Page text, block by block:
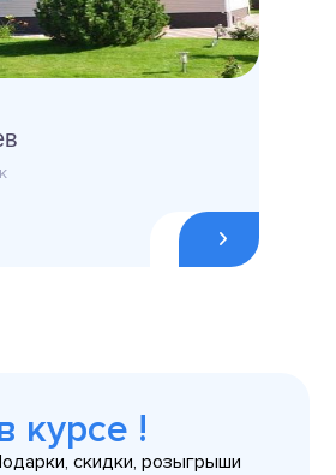
курсе !
скидки, розыгрыши